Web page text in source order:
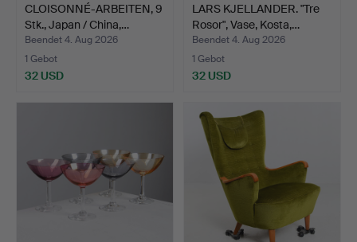
CLOISONNÉ-ARBEITEN, 9
Stk., Japan / China,…
Beendet 4. Aug 2026
1 Gebot
32 USD
LARS KJELLANDER. "Tre
Rosor", Vase, Kosta,…
Beendet 4. Aug 2026
1 Gebot
32 USD